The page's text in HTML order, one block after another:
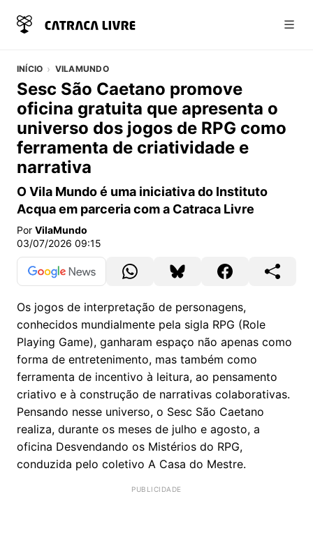
INÍCIO VILAMUNDO
Sesc São Caetano promove
oficina gratuita que apresenta o
universo dos jogos de RPG como
ferramenta de criatividade e
narrativa
O Vila Mundo é uma iniciativa do Instituto
Acqua em parceria com a Catraca Livre
Por VilaMundo
03/07/2026 09:15
Os jogos de interpretação de personagens,
conhecidos mundialmente pela sigla RPG (Role
Playing Game), ganharam espaço não apenas como
forma de entretenimento, mas também como
ferramenta de incentivo à leitura, ao pensamento
criativo e à construção de narrativas colaborativas.
Pensando nesse universo, o Sesc São Caetano
realiza, durante os meses de julho e agosto, a
oficina Desvendando os Mistérios do RPG,
conduzida pelo coletivo A Casa do Mestre.